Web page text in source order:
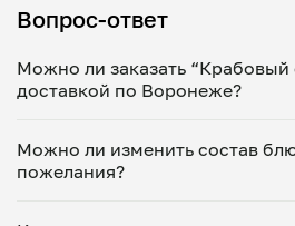
Вопрос-ответ
Можно ли заказать “Крабовый
доставкой по Воронеже?
Укажите удобное время — и
домашнее блюдо в большой
минут. Статус заказа
Можно ли изменить состав
пожелания?